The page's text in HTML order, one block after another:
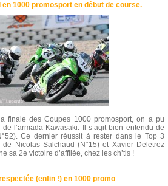
1000 promosport en début de course.
finale des Coupes 1000 promosport, on a pu
l’armada Kawasaki. Il s’agit bien entendu de
Ce dernier réussit à rester dans le Top 3
Nicolas Salchaud (N°15) et Xavier Deletrez
sa 2e victoire d’affilée, chez les ch’tis !
(enfin !) en 1000 promo